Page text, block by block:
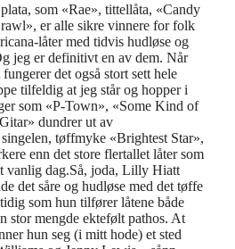
som «Rae», tittellåta, «Candy
er alle sikre vinnere for folk
låter med tidvis hudløse og
jeg er definitivt en av dem. Når
det også stort sett hele
tilfeldig at jeg står og hopper i
som «P-Town», «Some Kind of
dundrer ut av
tøffmyke «Brightest Star»,
enn det store flertallet låter som
vanlig dag.Så, joda, Lilly Hiatt
det såre og hudløse med det tøffe
som hun tilfører låtene både
stor mengde ektefølt pathos. At
hun seg (i mitt hode) et sted